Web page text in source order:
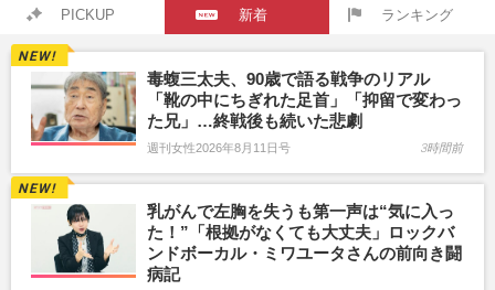
PICKUP 新着 ランキング
毒蝮三太夫、90歳で語る戦争のリアル
「靴の中にちぎれた足首」「抑留で変わっ
た兄」…終戦後も続いた悲劇
週刊女性2026年8月11日号 3時間前
乳がんで左胸を失うも第一声は“気に入っ
た！”「根拠がなくても大丈夫」ロックバ
ンドボーカル・ミワユータさんの前向き闘
病記